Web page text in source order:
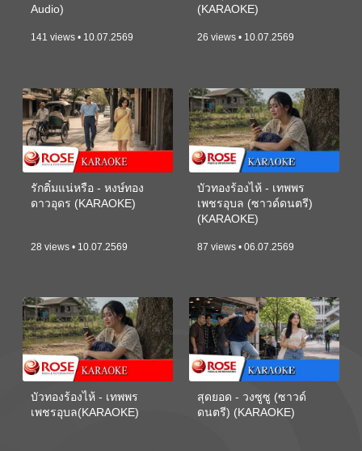
Audio)
141 views • 10.07.2569
(KARAOKE)
26 views • 10.07.2569
รักติ๋มแน่หรือ - หงษ์ทอง
ดาวอุดร (KARAOKE)
28 views • 10.07.2569
บัวทองร้องไห้ - เทพพร
เพชรอุบล (ซาวด์ดนตรี)
(KARAOKE)
87 views • 06.07.2569
บัวทองร้องไห้ - เทพพร
เพชรอุบล(KARAOKE)
สุดยอด - วงซูซู (ซาวด์
ดนตรี) (KARAOKE)